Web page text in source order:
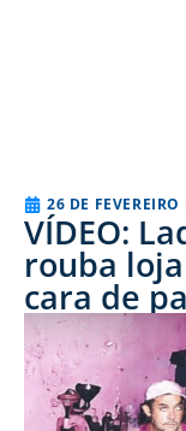
26 DE FEVEREIRO
VÍDEO:
rouba
cara de